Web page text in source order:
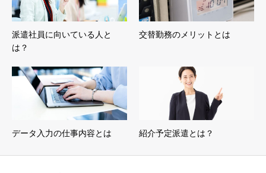
派遣社員に向いている人と
は？
交替勤務のメリットとは
データ入力の仕事内容とは 紹介予定派遣とは？